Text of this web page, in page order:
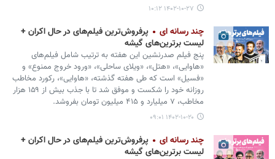
۱۴۰۲-۱۰-۲۷ ۱۰:۱۲
چند رسانه ای
پرفروش‌ترین فیلم‌های در حال اکران +
لیست برترین‌های گیشه
پنج فیلم صدرنشین این هفته به ترتیب شامل فیلم‌های
«هاوایی»، «هتل»، «ویلای ساحلی»، «ورود خروج ممنوع» و
«فسیل» است که طی هفته گذشته، «هاوایی»، رکورد مخاطب
روزانه خود را شکست و موفق شد تا با جذب بیش از ۱۵۹ هزار
مخاطب، ۷ میلیارد و ۴۱۵ میلیون تومان بفروشد.
۱۴۰۲-۱۰-۲۰ ۰۹:۰۱
چند رسانه ای
پرفروش‌ترین فیلم‌های در حال اکران +
لیست برترین‌های گیشه